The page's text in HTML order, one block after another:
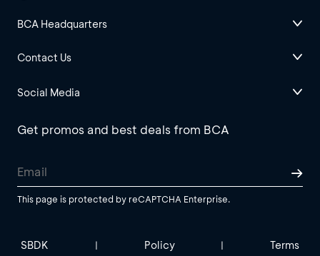
BCA Headquarters
Contact Us
Social Media
Get promos and best deals from BCA
This page is protected by reCAPTCHA Enterprise.
SBDK | Policy | Terms